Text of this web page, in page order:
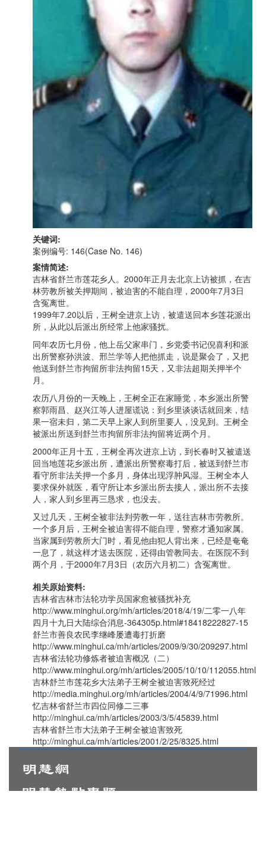
关键词:
案例编号: 146(Case No. 146)
案情简述:
吉林省舒兰市莲花乡人。2000年正月去北京上访被抓，在吉
林劳教所被关押期间，被迫害的不能自理，2000年7月3日
含冤离世。
1999年7.20以后，王树全进京上访，被遣送回本乡莲花派出
所，从此以后派出所经常上他家骚扰。
同年农历七月份，他上岳父家串门，乡党委书记倪喜利和派
出所警察孙洪波、邢兰学等人把他抓走，说是聚会了，又把
他送到舒兰市拘留所非法拘留15天，又非法超期关押半个
月。
农历八月份的一天晚上，王树全正在家睡觉，本乡派出所警
察郭雨昌、赵兴江等人进屋谎说：到乡里谈谈话就回来，结
果一宿未归，第二天早上家人到所里要人，没见到。王树全
被派出所送到舒兰市拘留所非法拘留将近两个月。
2000年正月十五，王树全再次进京上访，到长春时又被遣送
回当地莲花乡派出所，遭派出所警察毒打后，被送到舒兰市
看守所非法关押一个多月，身体出现浮肿风湿。王树全本人
要求保外就医，看守所让本乡派出所去接人，派出所不去接
人，家人到乡里再三恳求，也没去。
又过几天，王树全被非法判劳教一年，送往吉林市劳教所。
一个多月后，王树全被迫害得不能自理，警察才通知家属。
当家属到劳教所大门时，看见他由犯人背出来，已经是奄奄
一息了，就这样才送去医院，还得由管教同去。在医院不到
两个月，于2000年7月3日（农历六月初二）含冤离世。
相关原始资料:
吉林省吉林市法轮功学员国家愈被骚扰补充
http://www.minghui.org/mh/articles/2018/4/19/二零一八年
四月十九日大陆综合消息-364305p.html#18418222827-15
舒兰市善良农民李继峰屡遭毒打折磨
http://www.minghui.ca/mh/articles/2009/9/30/209297.html
吉林省法轮功修炼者被迫害概况（二）
http://www.minghui.org/mh/articles/2005/10/10/112055.html
吉林舒兰市莲花乡大法弟子王树全被迫害致死经过
http://media.minghui.org/mh/articles/2004/4/9/71996.html
忆吉林省舒兰市四位同修二三事
http://minghui.ca/mh/articles/2003/3/5/45839.html
吉林省舒兰市大法弟子王树全被迫害致死
http://minghui.ca/mh/articles/2001/2/25/8325.html